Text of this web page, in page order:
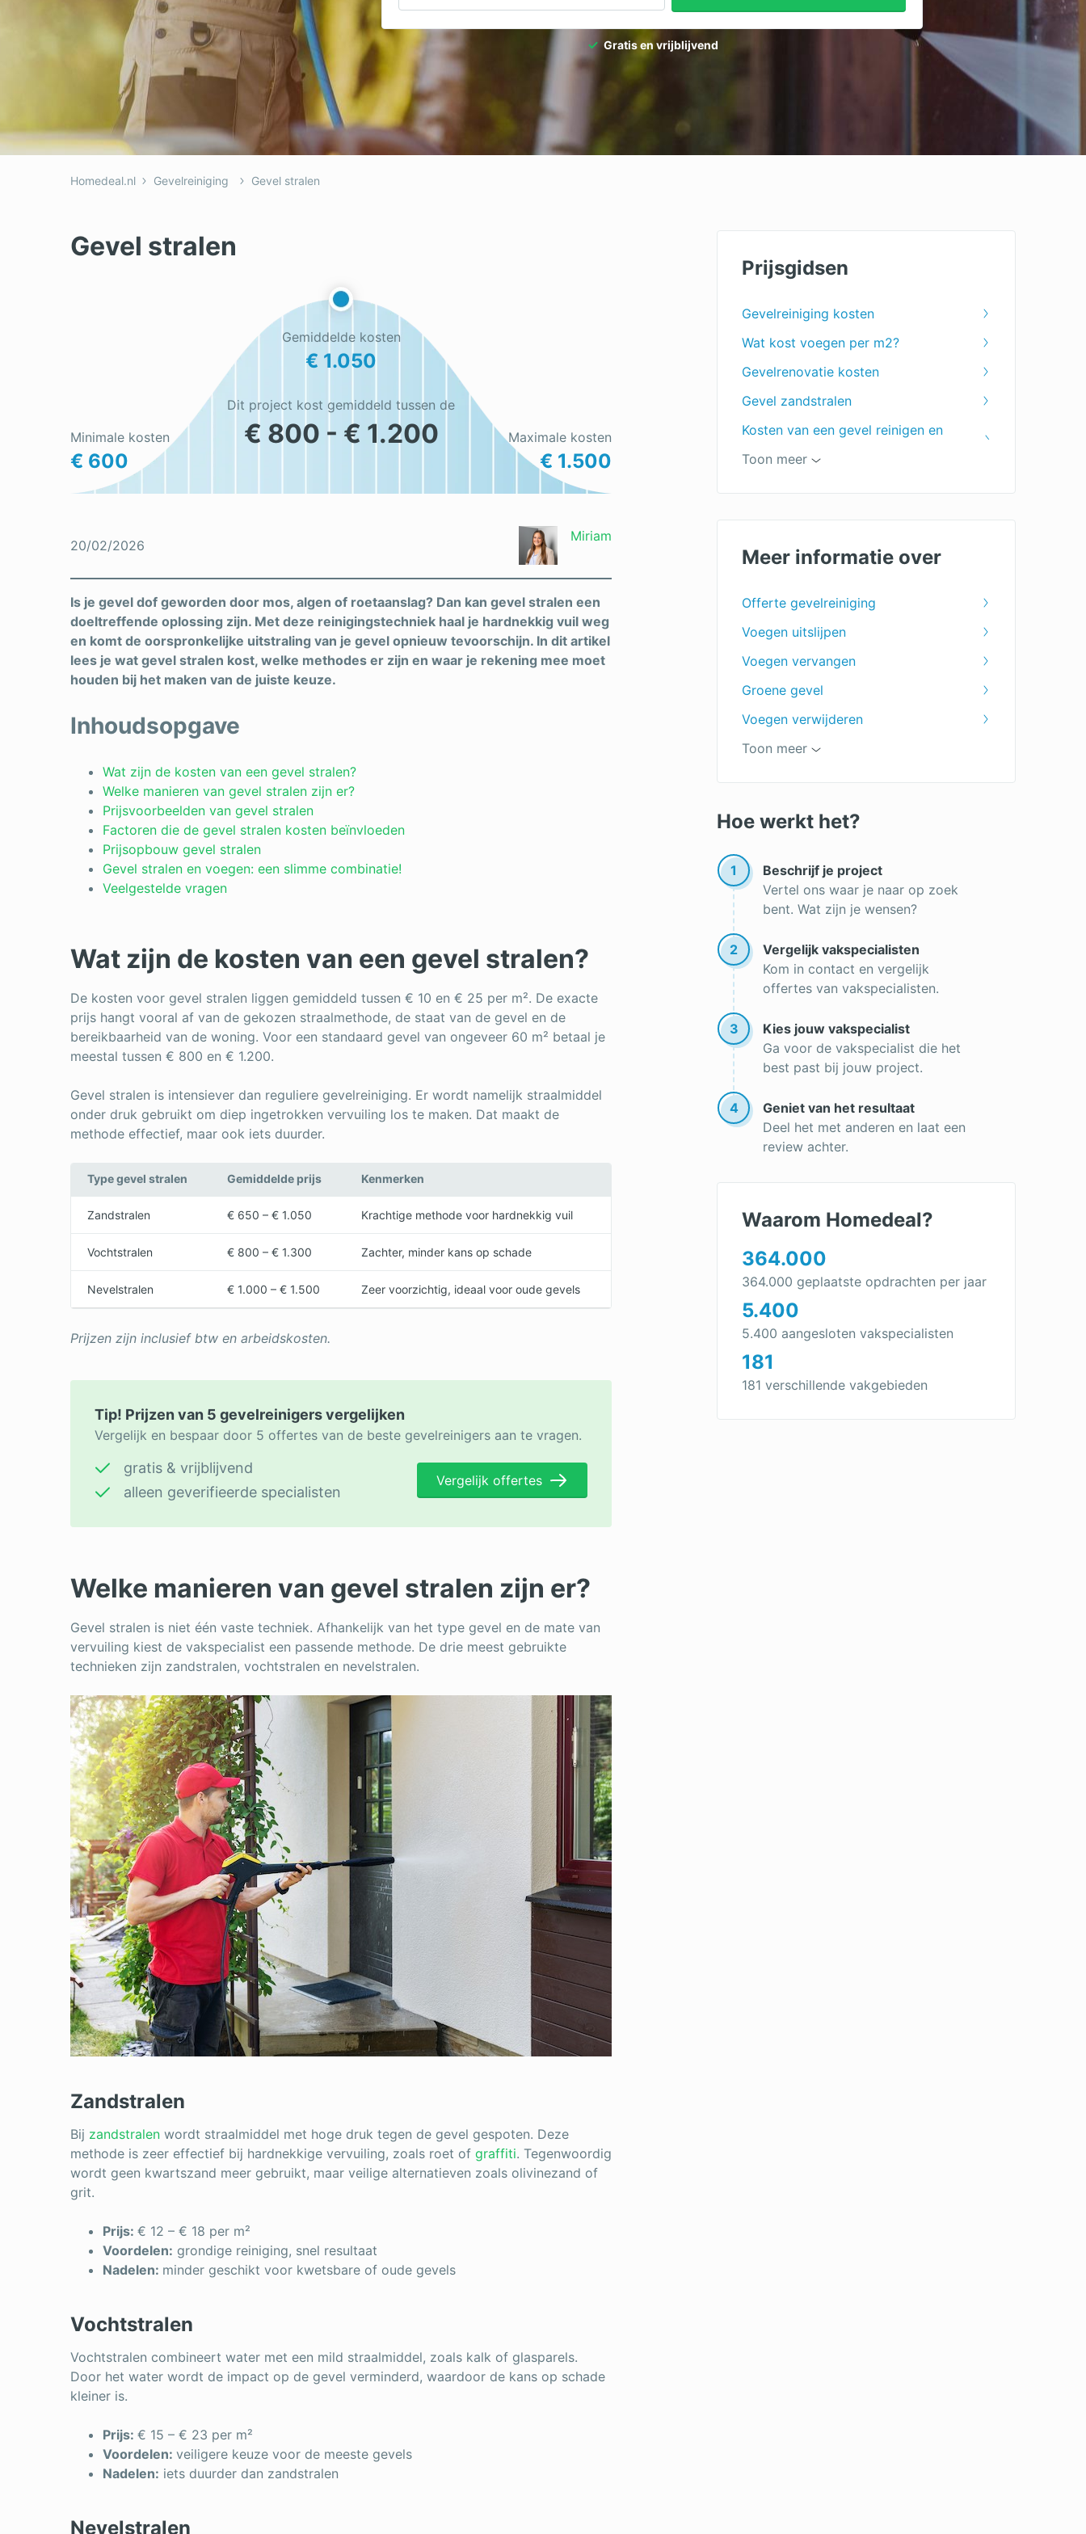
Dakkapel
Dakraam
Elektricien
Laadpalen
Loodgieter
Ongediertebestrijding
Tuinonderhoud
Ventilatie
Gratis en vrijblijvend
Homedeal.nl Gevelreiniging Gevel stralen
Gevel stralen
Minimale kosten
€ 600
Gemiddelde kosten
€ 1.050
Maximale kosten
€ 1.500
Dit project kost gemiddeld tussen de
€ 800 - € 1.200
20/02/2026
Miriam
Is je gevel dof geworden door mos, algen of roetaanslag? Dan kan gevel stralen een
doeltreffende oplossing zijn. Met deze reinigingstechniek haal je hardnekkig vuil weg
en komt de oorspronkelijke uitstraling van je gevel opnieuw tevoorschijn. In dit artikel
lees je wat gevel stralen kost, welke methodes er zijn en waar je rekening mee moet
houden bij het maken van de juiste keuze.
Inhoudsopgave
Wat zijn de kosten van een gevel stralen?
Welke manieren van gevel stralen zijn er?
Prijsvoorbeelden van gevel stralen
Factoren die de gevel stralen kosten beïnvloeden
Prijsopbouw gevel stralen
Gevel stralen en voegen: een slimme combinatie!
Veelgestelde vragen
Wat zijn de kosten van een gevel stralen?
De kosten voor gevel stralen liggen gemiddeld tussen € 10 en € 25 per m². De exacte
prijs hangt vooral af van de gekozen straalmethode, de staat van de gevel en de
bereikbaarheid van de woning. Voor een standaard gevel van ongeveer 60 m² betaal je
meestal tussen € 800 en € 1.200.
Gevel stralen is intensiever dan reguliere gevelreiniging. Er wordt namelijk straalmiddel
onder druk gebruikt om diep ingetrokken vervuiling los te maken. Dat maakt de
methode effectief, maar ook iets duurder.
Type gevel stralen Gemiddelde prijs Kenmerken
Zandstralen € 650 – € 1.050 Krachtige methode voor hardnekkig vuil
Vochtstralen € 800 – € 1.300 Zachter, minder kans op schade
Nevelstralen € 1.000 – € 1.500 Zeer voorzichtig, ideaal voor oude gevels
Prijzen zijn inclusief btw en arbeidskosten.
Tip! Prijzen van 5 gevelreinigers vergelijken
Vergelijk en bespaar door 5 offertes van de beste gevelreinigers aan te vragen.
gratis & vrijblijvend
alleen geverifieerde specialisten
Vergelijk offertes
Welke manieren van gevel stralen zijn er?
Gevel stralen is niet één vaste techniek. Afhankelijk van het type gevel en de mate van
vervuiling kiest de vakspecialist een passende methode. De drie meest gebruikte
technieken zijn zandstralen, vochtstralen en nevelstralen.
Zandstralen
Bij zandstralen wordt straalmiddel met hoge druk tegen de gevel gespoten. Deze
methode is zeer effectief bij hardnekkige vervuiling, zoals roet of graffiti. Tegenwoordig
wordt geen kwartszand meer gebruikt, maar veilige alternatieven zoals olivinezand of
grit.
Prijs: € 12 – € 18 per m²
Voordelen: grondige reiniging, snel resultaat
Nadelen: minder geschikt voor kwetsbare of oude gevels
Vochtstralen
Vochtstralen combineert water met een mild straalmiddel, zoals kalk of glasparels.
Door het water wordt de impact op de gevel verminderd, waardoor de kans op schade
kleiner is.
Prijs: € 15 – € 23 per m²
Voordelen: veiligere keuze voor de meeste gevels
Nadelen: iets duurder dan zandstralen
Nevelstralen
Prijsgidsen
Gevelreiniging kosten
Wat kost voegen per m2?
Gevelrenovatie kosten
Gevel zandstralen
Kosten van een gevel reinigen en
Voegbedrijf
Toon meer
Meer informatie over
Offerte gevelreiniging
Voegen uitslijpen
Voegen vervangen
Groene gevel
Voegen verwijderen
Voegen repareren
Stootvoeg
Soorten voegen
Gevelrenovatie
Gevel reparatie
Hydrofoberen
Stoomreiniging
Gevel impregneren
Toon meer
Hoe werkt het?
1
Beschrijf je project
Vertel ons waar je naar op zoek
bent. Wat zijn je wensen?
2
Vergelijk vakspecialisten
Kom in contact en vergelijk
offertes van vakspecialisten.
3
Kies jouw vakspecialist
Ga voor de vakspecialist die het
best past bij jouw project.
4
Geniet van het resultaat
Deel het met anderen en laat een
review achter.
Waarom Homedeal?
364.000
364.000 geplaatste opdrachten per jaar
5.400
5.400 aangesloten vakspecialisten
181
181 verschillende vakgebieden